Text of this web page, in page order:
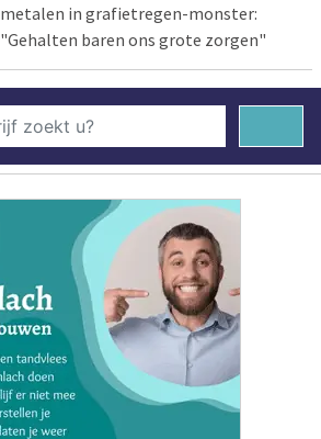
metalen in grafietregen-monster:
"Gehalten baren ons grote zorgen"